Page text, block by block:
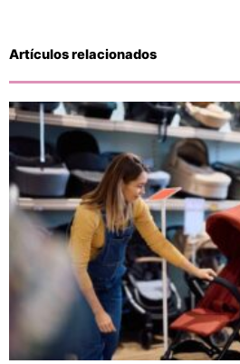
Artículos relacionados